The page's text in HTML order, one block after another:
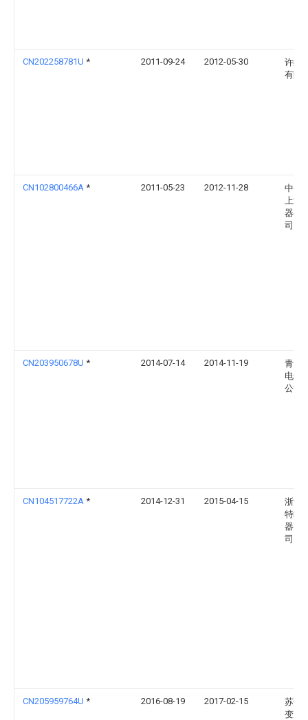
CN202258781U * 2011-09-24 2012-05-30
许继
有限
CN102800466A * 2011-05-23 2012-11-28
中变
上海
器有
司
CN203950678U * 2014-07-14 2014-11-19
青岛
电气
公司
CN104517722A * 2014-12-31 2015-04-15
浙江
特种
器有
司
CN205959764U * 2016-08-19 2017-02-15
苏州
变压